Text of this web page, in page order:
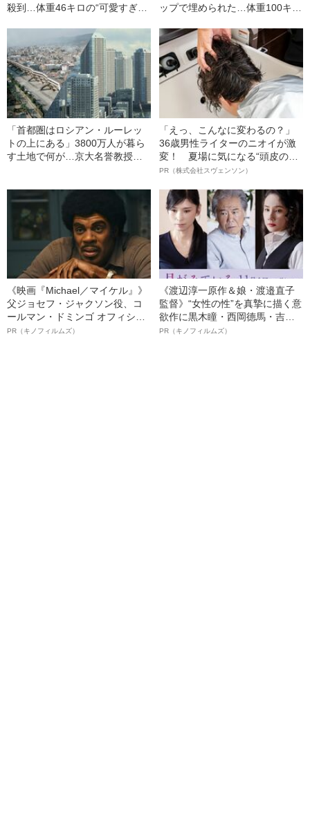
殺到…体重46キロの“可愛すぎ
す、“やらせ疑惑”への本音
ップで埋められた…体重100キロ
子高生の悲劇」（昭和42年の事
件）
「首都圏はロシアン・ルーレッ
トの上にある」3800万人が暮ら
す土地で何が…京大名誉教授が
「えっ、こんなに変わるの？」
36歳男性ライターのニオイが激
変！ 夏場に気になる“頭皮のニ
オイ”や“ベタつき”を解消す
ト”が生み出した徹底ケアとは
PR（株式会社スヴェンソン）
《映画『Michael／マイケル』》
父ジョセフ・ジャクソン役、コ
ールマン・ドミンゴ オフィシャ
ルインタビュー“観客を魅了した
PR（キノフィルムズ）
《渡辺淳一原作＆娘・渡邉直子
監督》“女性の性”を真摯に描く意
欲作に黒木瞳・西岡德馬・吉田
羊が出演決定！《映画『月がみ
PR（キノフィルムズ）